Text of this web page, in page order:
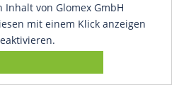
von Glomex GmbH
mit einem Klick anzeigen